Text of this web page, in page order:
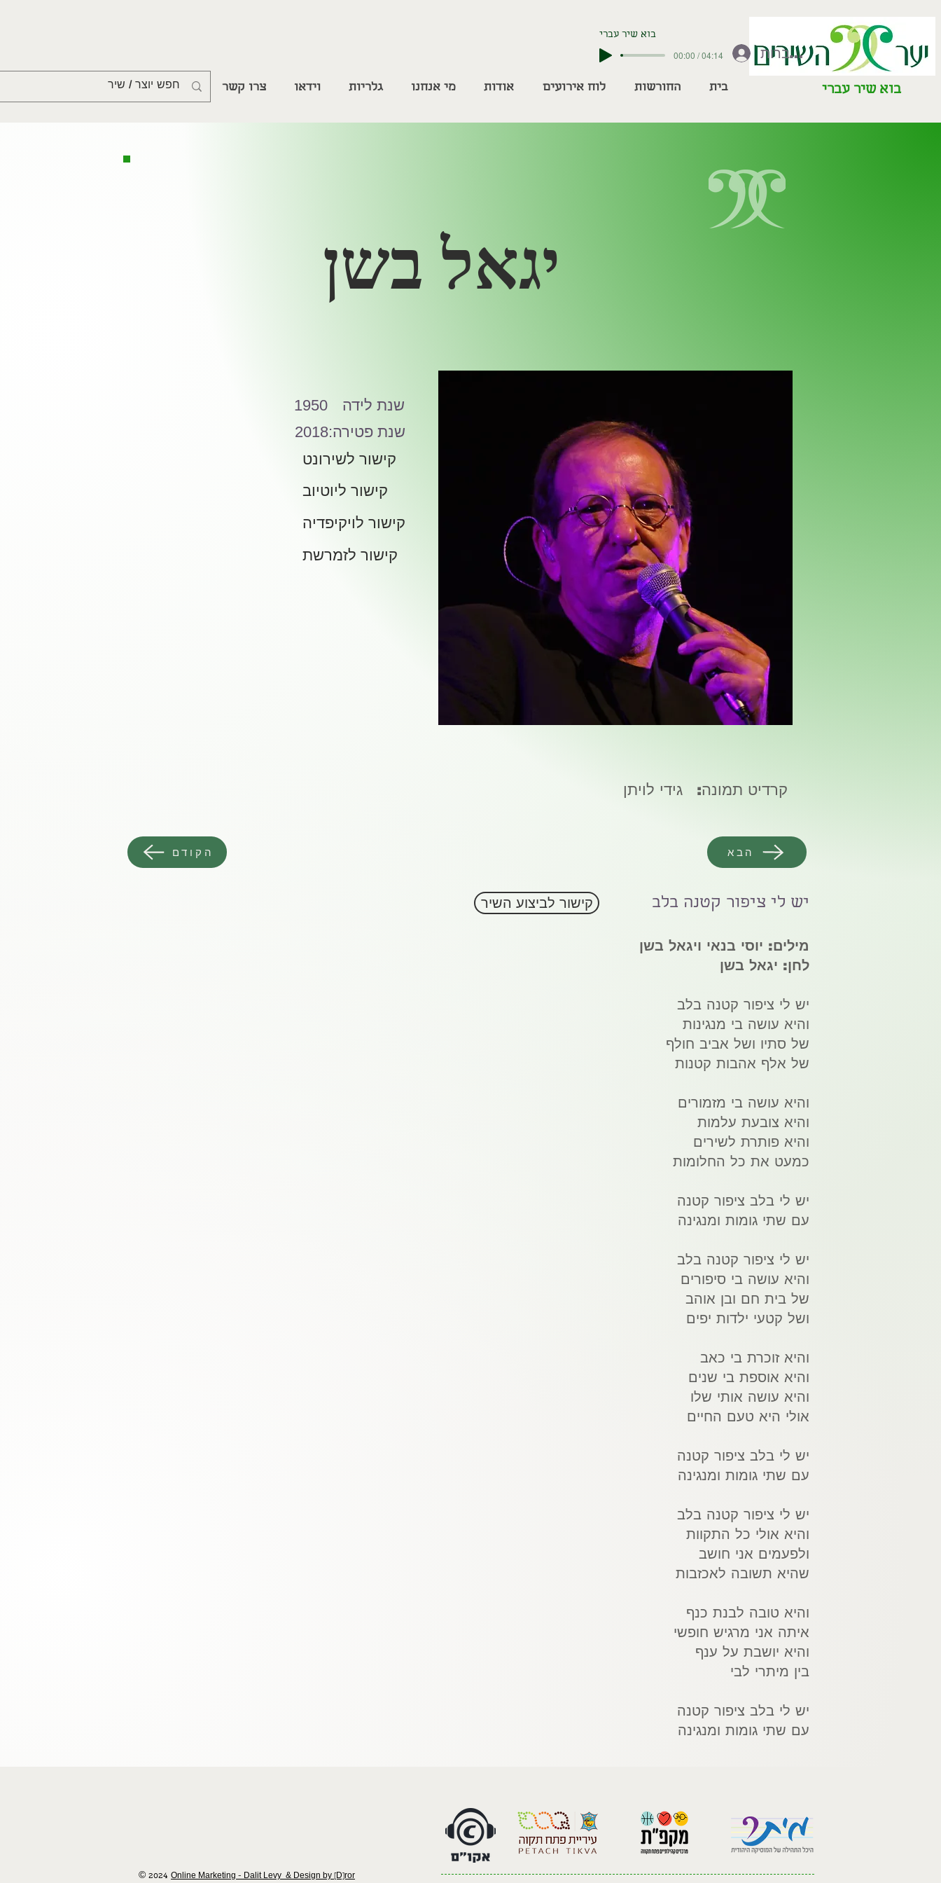
בוא שיר עברי
00:00 / 04:14
בית החורשות לוח אירועים אודות מי אנחנו גלריות וידאו צרו קשר בוא שיר עברי
להתחברות
יגאל בשן
1950
שנת לידה
2018 :שנת פטירה
קישור לשירונט
קישור ליוטיוב
קישור לויקיפדיה
קישור לזמרשת
גידי לויתן קרדיט תמונה:
הקודם הבא
יש לי ציפור קטנה בלב
מילים: יוסי בנאי ויגאל בשן
לחן: יגאל בשן
יש לי ציפור קטנה בלב
והיא עושה בי מנגינות
של סתיו ושל אביב חולף
של אלף אהבות קטנות
והיא עושה בי מזמורים
והיא צובעת עלמות
והיא פותרת לשירים
כמעט את כל החלומות
יש לי בלב ציפור קטנה
עם שתי גומות ומנגינה
יש לי ציפור קטנה בלב
והיא עושה בי סיפורים
של בית חם ובן אוהב
ושל קטעי ילדות יפים
והיא זוכרת בי כאב
והיא אוספת בי שנים
והיא עושה אותי שלו
אולי היא טעם החיים
יש לי בלב ציפור קטנה
עם שתי גומות ומנגינה
יש לי ציפור קטנה בלב
והיא אולי כל התקוות
ולפעמים אני חושב
שהיא תשובה לאכזבות
והיא טובה לבנת כנף
איתה אני מרגיש חופשי
והיא יושבת על ענף
בין מיתרי לבי
יש לי בלב ציפור קטנה
עם שתי גומות ומנגינה
קישור לביצוע השיר
© 2024 Online Marketing - Dalit Levy & Design by [D]ror